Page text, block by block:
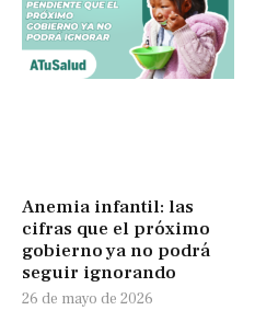
Anemia infantil: las
cifras que el próximo
gobierno ya no podrá
seguir ignorando
26 de mayo de 2026